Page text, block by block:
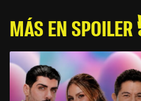
MÁS EN SPOILER